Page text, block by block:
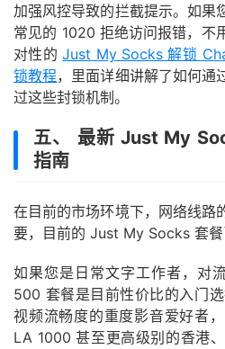
加强风控导致的拦截提示。如果
常见的 1020 拒绝访问报错，不
对性的Just My Socks 解锁
锁教程，里面详细讲解了如何通
过这些封锁机制。
五、 最新 Just My
指南
在目前的市场环境下，网络线路
要，目前的 Just My Socks 套餐
如果您是日常文字工作者，对
500 套餐是目前性价比的入门
视频流畅度的重度影音爱好者
LA 1000 甚至更高级别的香港